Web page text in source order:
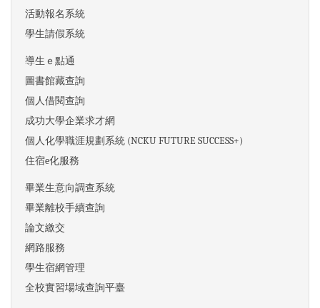
活動報名系統
學生請假系統
導生ｅ點通
圖書館藏查詢
個人借閱查詢
成功大學企業求才網
個人化學職涯規劃系統 (NCKU FUTURE SUCCESS+)
住宿e化服務
畢業生意向調查系統
畢業離校手續查詢
論文繳交
網路服務
學生宿網管理
全校實習場域查詢平臺